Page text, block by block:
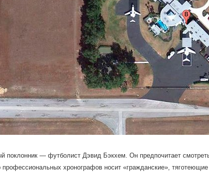
поклонник — футболист Дэвид Бэкхем. Он предпочитает
профессиональных хронографов носит «гражданские», тяготеющие